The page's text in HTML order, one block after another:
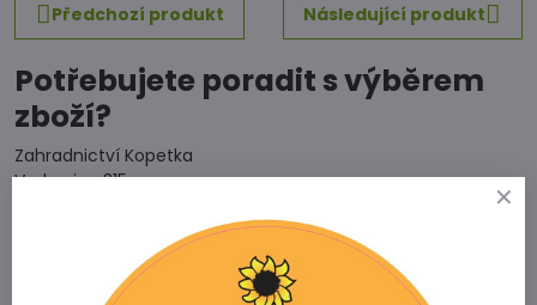
Předchozí produkt
Následující produkt
Potřebujete poradit s výběrem
zboží?
Zahradnictví Kopetka
Vedrovice 315
Telefon
+420 731 103 985